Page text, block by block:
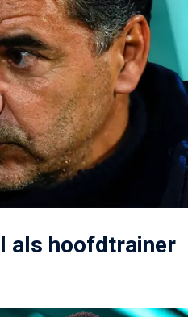
als hoofdtrainer